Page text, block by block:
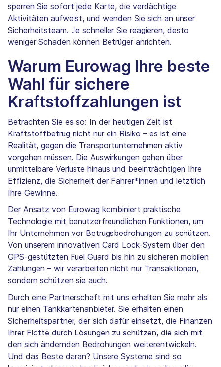
sperren Sie sofort jede Karte, die verdächtige
Aktivitäten aufweist, und wenden Sie sich an unser
Sicherheitsteam. Je schneller Sie reagieren, desto
weniger Schaden können Betrüger anrichten.
Warum Eurowag Ihre beste
Wahl für sichere
Kraftstoffzahlungen ist
Betrachten Sie es so: In der heutigen Zeit ist
Kraftstoffbetrug nicht nur ein Risiko – es ist eine
Realität, gegen die Transportunternehmen aktiv
vorgehen müssen. Die Auswirkungen gehen über
unmittelbare Verluste hinaus und beeinträchtigen Ihre
Effizienz, die Sicherheit der Fahrer*innen und letztlich
Ihre Gewinne.
Der Ansatz von Eurowag kombiniert praktische
Technologie mit benutzerfreundlichen Funktionen, um
Ihr Unternehmen vor Betrugsbedrohungen zu schützen.
Von unserem innovativen Card Lock-System über den
GPS-gestützten Fuel Guard bis hin zu sicheren mobilen
Zahlungen – wir verarbeiten nicht nur Transaktionen,
sondern schützen sie auch.
Durch eine Partnerschaft mit uns erhalten Sie mehr als
nur einen Tankkartenanbieter. Sie erhalten einen
Sicherheitspartner, der sich dafür einsetzt, die Finanzen
Ihrer Flotte durch Lösungen zu schützen, die sich mit
den sich ändernden Bedrohungen weiterentwickeln.
Und das Beste daran? Unsere Systeme sind so